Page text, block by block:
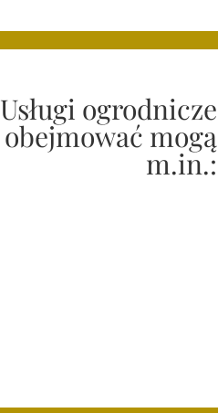
Usługi ogrodnicze
obejmować mogą
m.in.: